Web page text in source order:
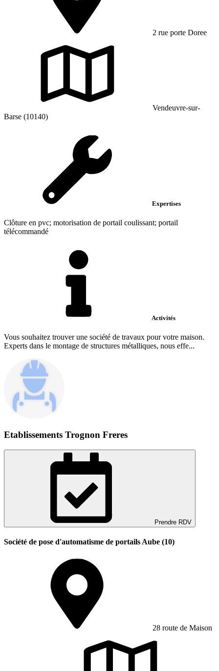
2 rue porte Doree
Vendeuvre-sur-
Barse (10140)
Expertises
Clôture en pvc; motorisation de portail coulissant; portail
télécommandé
Activités
Vous souhaitez trouver une société de travaux pour votre maison.
Experts dans le montage de structures métalliques, nous effe...
Etablissements Trognon Freres
Prendre RDV
Société de pose d'automatisme de portails Aube (10)
28 route de Maison